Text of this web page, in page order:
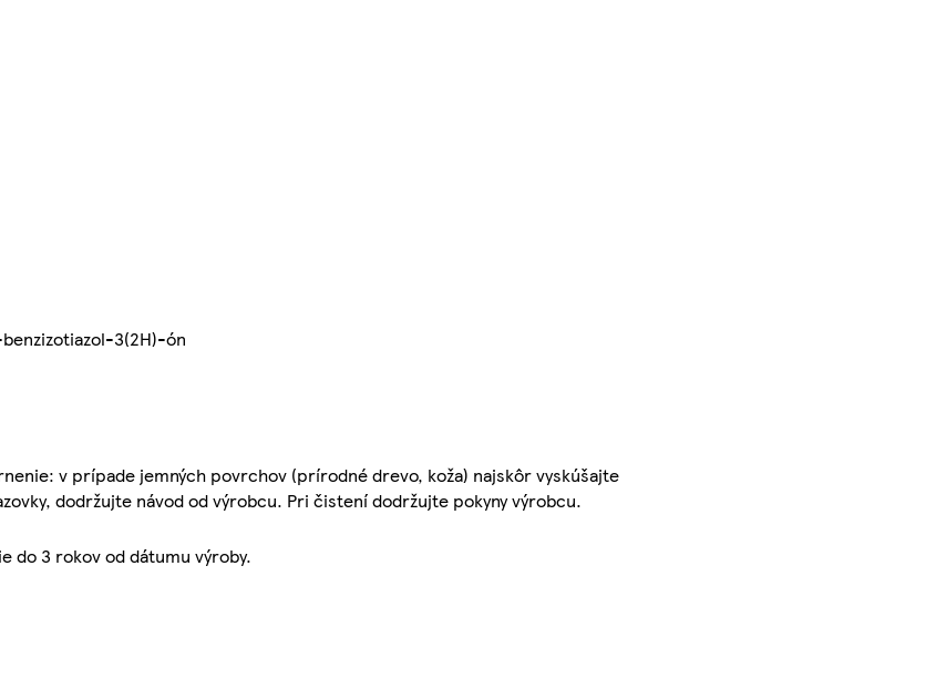
3(2H)-ón
v prípade jemných povrchov (prírodné drevo, koža) najskôr vyskúšajte
dodržujte návod od výrobcu. Pri čistení dodržujte pokyny výrobcu.
do 3 rokov od dátumu výroby.